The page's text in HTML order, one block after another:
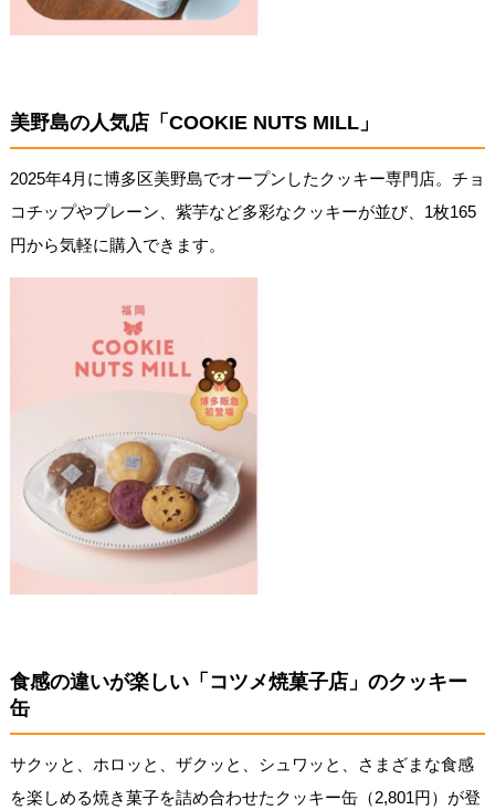
美野島の人気店「COOKIE NUTS MILL」
2025年4月に博多区美野島でオープンしたクッキー専門店。チョ
コチップやプレーン、紫芋など多彩なクッキーが並び、1枚165
円から気軽に購入できます。
食感の違いが楽しい「コツメ焼菓子店」のクッキー
缶
サクッと、ホロッと、ザクッと、シュワッと、さまざまな食感
を楽しめる焼き菓子を詰め合わせたクッキー缶（2,801円）が登